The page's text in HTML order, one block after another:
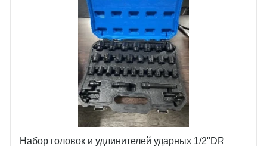
Набор головок и удлинителей ударных 1/2"DR